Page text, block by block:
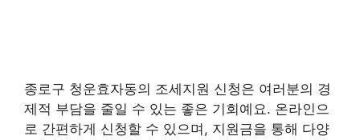
종로구 청운효자동의 조세지원 신청은 여러분의 경
제적 부담을 줄일 수 있는 좋은 기회예요. 온라인으
로 간편하게 신청할 수 있으며, 지원금을 통해 다양